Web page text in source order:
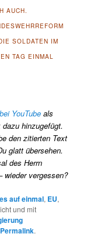
AUCH.
SOLDATEN IM
TAG EINMAL
YouTube als
hinzugefügt.
den zitierten Text
glatt übersehen.
des Herrn
wieder vergessen?
auf einmal, EU,
und mit
Permalink.